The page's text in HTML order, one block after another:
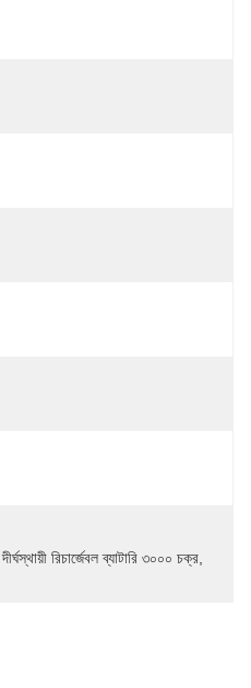
, দীর্ঘস্থায়ী রিচার্জেবল ব্যাটারি ৩০০০ চক্র